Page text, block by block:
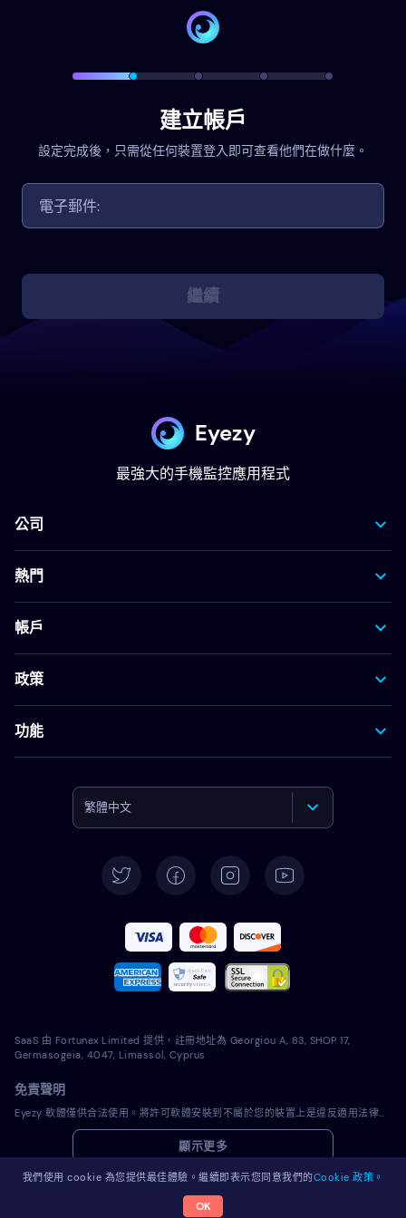
建立帳戶
設定完成後，只需從任何裝置登入即可查看他們在做什麼。
繼續
Eyezy
最強大的手機監控應用程式
公司
熱門
帳戶
政策
功能
繁體中文
Deutsch
Español
Français
Português
Polski
Română
SaaS 由 Fortunex Limited 提供，註冊地址為 Georgiou A, 83, SHOP 17,
Germasogeia, 4047, Limassol, Cyprus
免責聲明
Eyezy 軟體僅供合法使用。將許可軟體安裝到不屬於您的裝置上是違反適用法律和您當地司法管轄區法律的行為。法律通常要求您通知您打算在其上安裝許可軟體的裝置的所有者。違反此要求可能會導致違規者受到嚴厲的金錢和刑事處罰。在安裝和使用許可軟體之前，您應該諮詢您自己的法律顧問在您的管轄範圍內使用該許可軟體是否合法。您全權負責將許可軟體安裝到此類裝置上，並且您知道 Eyezy 不承擔任何責任。
顯示更多
© 2026 Eyezy。版權所有。
我們使用 cookie 為您提供最佳體驗。繼續即表示您同意我們的Cookie 政策。
OK